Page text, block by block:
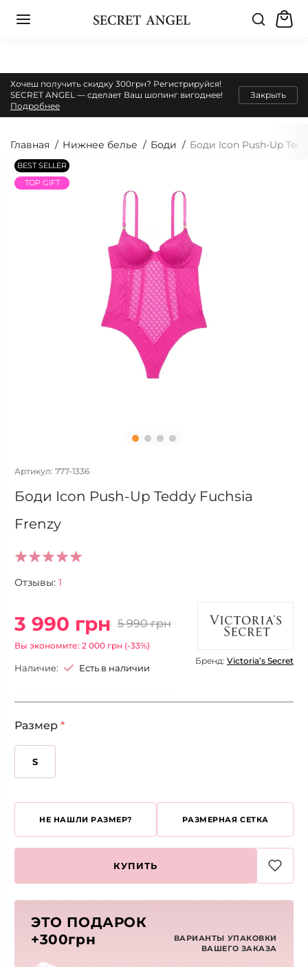
Хочеш получить скидку 300грн? Регистрируйся!
SECRET ANGEL — сделает Ваш шопинг вигоднее!
Подробнее
Закрыть
Главная Нижнее белье Боди Боди Icon Push-Up
BEST SELLER
TOP GIFT
Артикул: 777-1336
Боди Icon Push-Up Teddy Fuchsia
Frenzy
Отзывы: 1
3 990 грн 5 990 грн
Вы экономите: 2 000 грн (-33%)
Наличие: Есть в наличии
Бренд: Victoria’s Secret
Размер *
S
НЕ НАШЛИ РАЗМЕР? РАЗМЕРНАЯ СЕТКА
КУПИТЬ
ЭТО ПОДАРОК
+300грн
ВАРИАНТЫ УПАКОВКИ
ВАШЕГО ЗАКАЗА